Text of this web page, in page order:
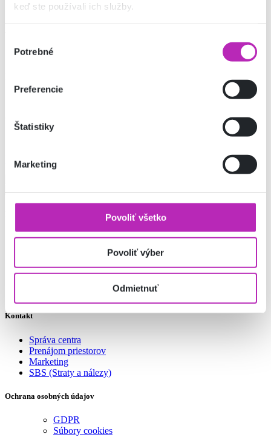
keď ste používali ich služby.
súhlasu
Potrebné
Preferencie
Štatistiky
Marketing
Povoliť všetko
Povoliť výber
Odmietnuť
https://www.taekwondo-tn.sk
+421 904 481001
Ukázať na mape
Obchody a Služby
Ako sa k nám dostanete
Súťažný poriadok (štatút)
Kontakt
Správa centra
Prenájom priestorov
Marketing
SBS (Straty a nálezy)
Ochrana osobných údajov
GDPR
Súbory cookies